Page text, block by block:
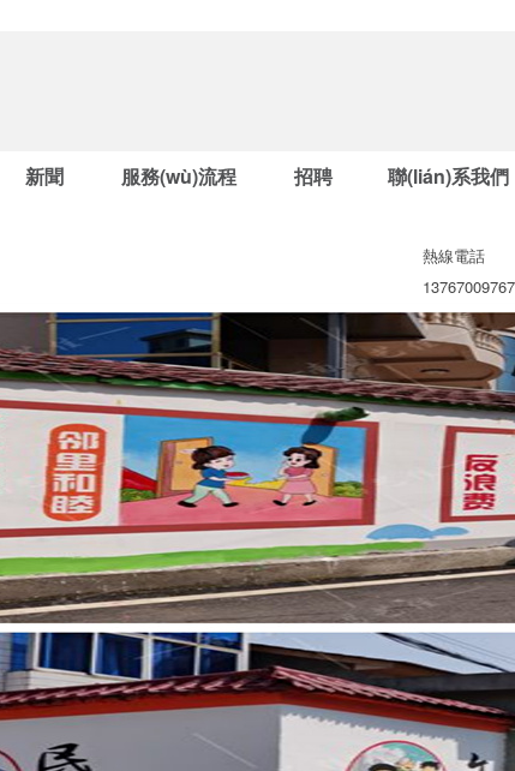
新聞 服務(wù)流程 招聘 聯(lián)系我們
熱線電話
13767009767